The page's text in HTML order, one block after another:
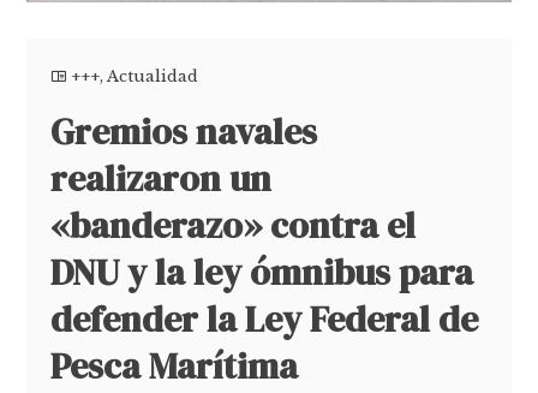
+++,Actualidad
Gremios navales
realizaron un
«banderazo» contra el
DNU y la ley ómnibus para
defender la Ley Federal de
Pesca Marítima